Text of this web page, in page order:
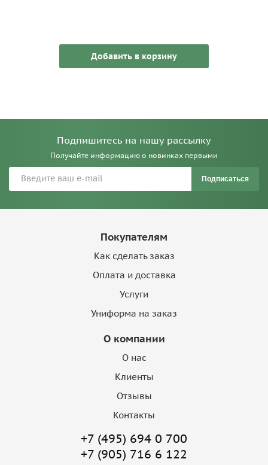
Добавить в корзину
Подпишитесь на нашу рассылку
Получайте информацию о новинках первыми
Подписаться
Покупателям
Как сделать заказ
Оплата и доставка
Услуги
Униформа на заказ
О компании
О нас
Клиенты
Отзывы
Контакты
+7 (495) 694 0 700
+7 (905) 716 6 122